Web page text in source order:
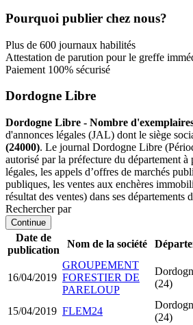
Pourquoi publier chez nous?
Plus de 600 journaux habilités
Attestation de parution pour le greffe
Paiement 100% sécurisé
Dordogne Libre
Dordogne Libre - Nombre
d'annonces légales (JAL) dont le siège
(24000). Le journal Dordogne Libre
autorisé par la préfecture du département à
légales, les appels d’offres de marchés
publiques, les ventes aux enchères
résultat des ventes) dans ses départements
Rechercher par
Continue
Date de
publication
Nom de la société
16/04/2019
GROUPEMENT
FORESTIER DE
PARELOUP
(24)
15/04/2019 FLEM24
(24)